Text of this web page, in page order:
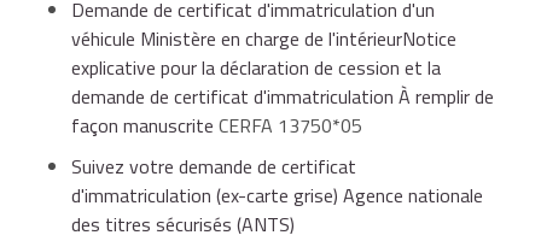
l'aménagement d'une voiture en ambulance ou en
véhicule pouvant transporter une personne en
fauteuil roulant,
bancaire, sous réserve d'un certain montant
(se renseigner avant)
Procès-verbal de réception à titre isolé (RTI)
ou, selon le type de transformation du
Demande de certificat d'immatriculation d'un
véhicule Ministère en charge de l'intérieurNotice
explicative pour la déclaration de cession et la
demande de certificat d'immatriculation À remplir de
façon manuscrite CERFA 13750*05
Suivez votre demande de certificat
d'immatriculation (ex-carte grise) Agence nationale
des titres sécurisés (ANTS)